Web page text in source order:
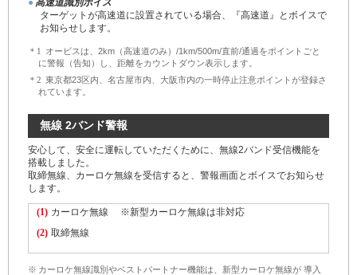
● 高速道識別ボイス
ターゲットが高速道に設置されている場合、『高速道』とボイスで
お知らせします。
＊1
オービスは、2km（高速道のみ）/1km/500m/直前/通過をポイントごと
に警報（告知）し、距離をカウントダウン表示します。
＊2 東京都23区内、名古屋市内、大阪市内の一時停止注意ポイントが登録さ
れています。
無線 2バンド警報
安心して、安全に運転していただくために、無線2バンド受信機能を
搭載しました。
取締無線、カーロケ無線を受信すると、警報画面とボイスでお知らせ
します。
(1) カーロケ無線 ※新型カーロケ無線は非対応
(2) 取締無線
※ カーロケ無線識別やベストパートナー機能は、新型カーロケ無線が 導入